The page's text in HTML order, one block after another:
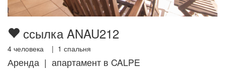
ссылка ANAU212
4 человека | 1 спальня
Аренда | апартамент в CALPE